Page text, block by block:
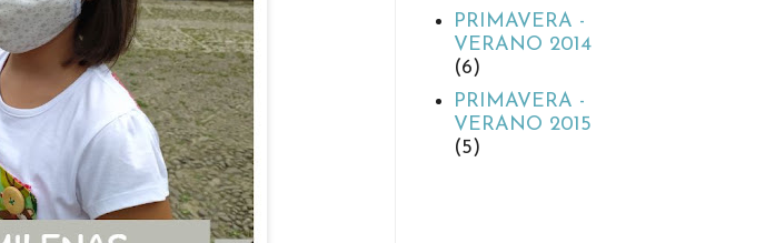
PRIMAVERA -
VERANO 2014
(6)
PRIMAVERA -
VERANO 2015
(5)